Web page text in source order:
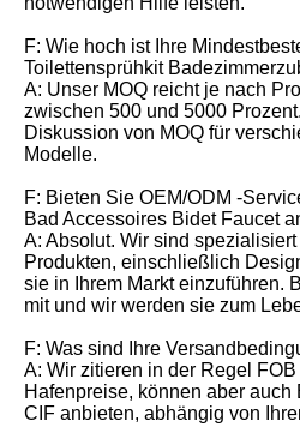
F: Wie hoch ist Ihre
Toilettensprühkit
A: Unser MOQ reicht je nach
zwischen 500 und 5000
Diskussion von MOQ für
Modelle.
F: Bieten Sie OEM/ODM -
Bad Accessoires Bidet Faucet
A: Absolut. Wir sind
Produkten, einschließlich
sie in Ihrem Markt einzuführen.
mit und wir werden sie zum
F: Was sind Ihre
A: Wir zitieren in der Regel
Hafenpreise, können aber
CIF anbieten, abhängig von